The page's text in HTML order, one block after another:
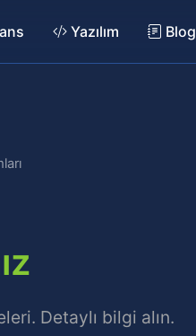
Yazılım Blog
Detaylı bilgi alın.